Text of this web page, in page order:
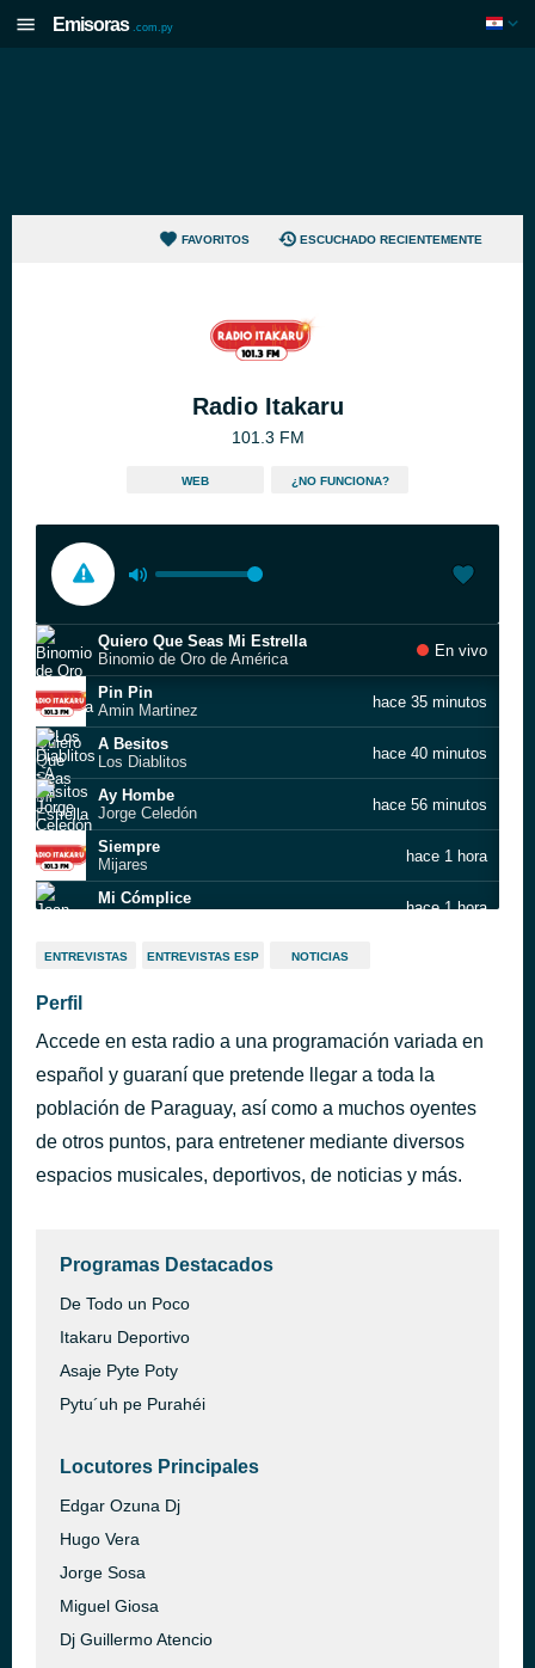
Emisoras .com.py
FAVORITOS ESCUCHADO RECIENTEMENTE
Radio Itakaru
101.3 FM
WEB ¿NO FUNCIONA?
Quiero Que Seas Mi Estrella
Binomio de Oro de América
En vivo
Pin Pin
Amin Martinez
hace 35 minutos
A Besitos
Los Diablitos
hace 40 minutos
Ay Hombe
Jorge Celedón
hace 56 minutos
Siempre
Mijares
hace 1 hora
Mi Cómplice
hace 1 hora
Mi Amor por Ti
Mi Amor por Ti
Alvaro Torres
Loco por Ti
Los Temerarios
hace 2 horas
ENTREVISTAS ENTREVISTAS ESP NOTICIAS
Perfil
Accede en esta radio a una programación variada en
español y guaraní que pretende llegar a toda la
población de Paraguay, así como a muchos oyentes
de otros puntos, para entretener mediante diversos
espacios musicales, deportivos, de noticias y más.
Programas Destacados
De Todo un Poco
Itakaru Deportivo
Asaje Pyte Poty
Pytu´uh pe Purahéi
Locutores Principales
Edgar Ozuna Dj
Hugo Vera
Jorge Sosa
Miguel Giosa
Dj Guillermo Atencio